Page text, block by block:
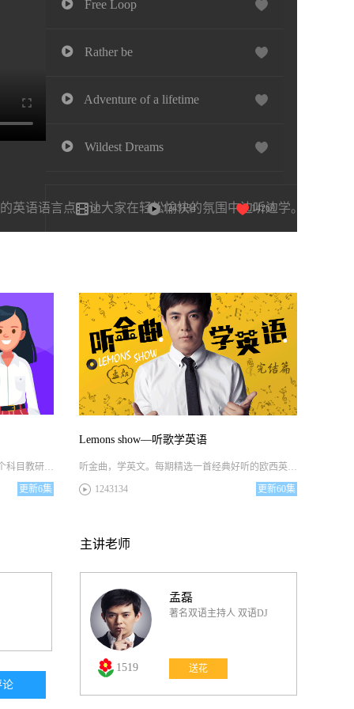
Free Loop
Rather be
Adventure of a lifetime
Wildest Dreams
If I Don't Have You
Heartbeat Song
I'd rather go blind
Shut Up and Dance
Like I'm Gonna Lose You
Need You Now
语语言点，让大家在轻松愉快的氛围中边听边学。
60 1243134 14269
北京新东方雅思教学教研团队研发，各个科⽬教研组长、培训师负责全部研发任务。配合词书《雅思基础词汇》，结合雅思考点，帮助学员背记词汇，为雅思学习做好准备。
更新6集
Lemons show—听歌学英语
听金曲，学英文。每期精选一首经典好听的欧西英文金曲，同时分享歌曲的创作背景，歌词的深刻涵义以及歌中精彩的英语语言点，让大家在轻松愉快的氛围中边听边学。
1243134
更新60集
论
主讲老师
1519
孟磊
著名双语主持人 双语DJ
送花